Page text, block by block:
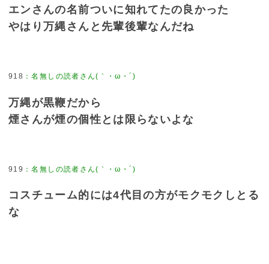
エンさんの名前ついに知れてたの良かった
やはり万縄さんと先輩後輩なんだね
918 ：名無しの読者さん(｀・ω・´)
万縄が黒鞭だから
煙さんが煙の個性とは限らないよな
919 ：名無しの読者さん(｀・ω・´)
コスチューム的には4代目の方がモクモクしとる
な